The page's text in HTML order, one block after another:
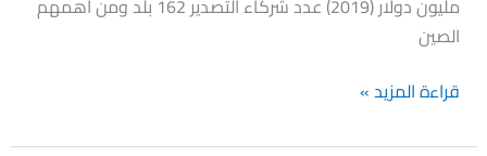
مليون دولار (2019) عدد شركاء التصدير 162 بلد ومن أهمهم
الصين
قراءة المزيد »